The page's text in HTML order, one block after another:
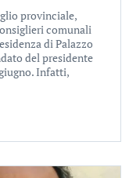
provinciale,
comunali
di Palazzo
del presidente
Infatti,